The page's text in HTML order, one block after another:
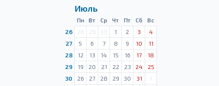
Июль
Пн Вт Ср Чт Пт Сб
Вс
26
28 29 30 1 2 3
4
27
5 6 7 8 9 10
11
28
12 13 14 15 16 17
18
29
19 20 21 22 23 24
25
30
26 27 28 29 30 31
1